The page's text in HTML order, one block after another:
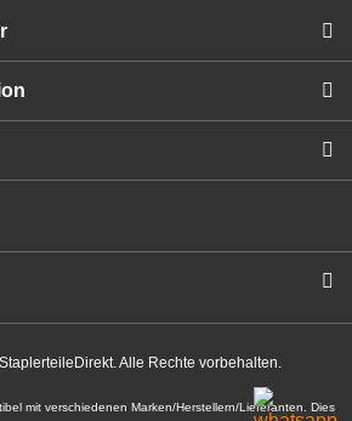
Alle Rechte vorbehalten.
mit verschiedenen Marken/Herstellern/Lieferanten. Dies